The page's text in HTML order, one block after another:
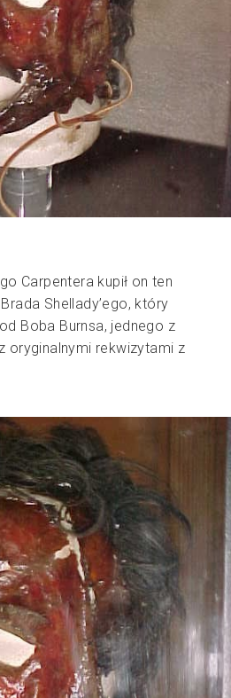
Carpentera kupił on ten
Shellady’ego, który
Boba Burnsa, jednego z
oryginalnymi rekwizytami z